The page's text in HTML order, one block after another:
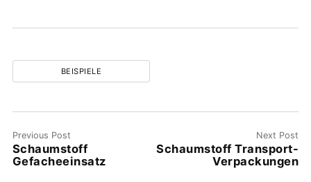
BEISPIELE
Previous Post
Schaumstoff
Gefacheeinsatz
Next Post
Schaumstoff Transport-
Verpackungen